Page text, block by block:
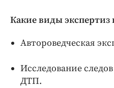
Какие виды экспертиз
Автороведческая
Исследование
ДТП.